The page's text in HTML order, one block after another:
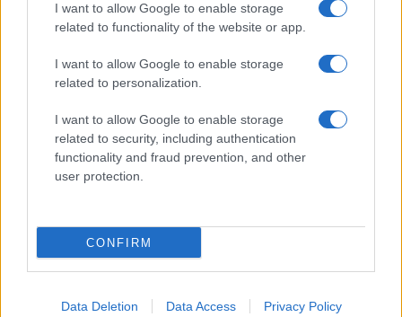
I want to allow Google to enable storage
related to functionality of the website or app.
I want to allow Google to enable storage
related to personalization.
I want to allow Google to enable storage
related to security, including authentication
functionality and fraud prevention, and other
user protection.
CONFIRM
Data Deletion Data Access Privacy Policy
Continua a leggere